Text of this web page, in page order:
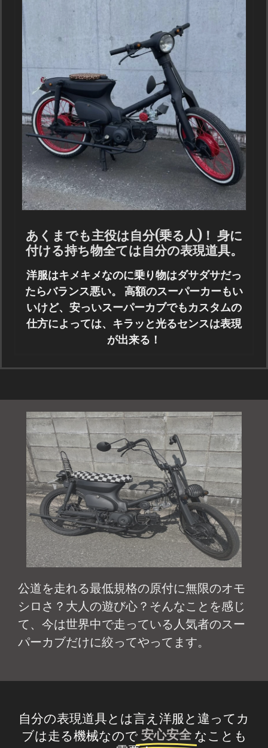
あくまでも主役は自分(乗る人)！ 身に
付ける持ち物全ては自分の表現道具。
洋服はキメキメなのに乗り物はダサダサだっ
たらバランス悪い。 高額のスーパーカーもい
いけど、安っいスーパーカブでもカスタムの
仕方によっては、キラッと光るセンスは表現
が出来る！
公道を走れる最低規格の原付に無限のオモ
シロさ？大人の遊び心？そんなことを感じ
て、今は世界中で走っている人気者のスー
パーカブだけに絞ってやってます。
自分の表現道具とは言え洋服と違ってカ
ブは走る機械なので安心安全 なことも